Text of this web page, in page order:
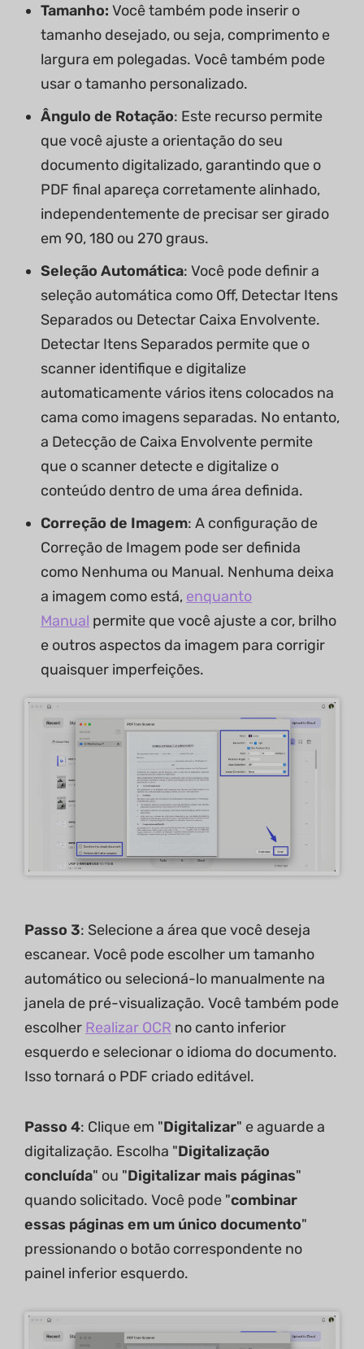
Tamanho: Você também pode inserir o
tamanho desejado, ou seja, comprimento e
largura em polegadas. Você também pode
usar o tamanho personalizado.
Ângulo de Rotação: Este recurso permite
que você ajuste a orientação do seu
documento digitalizado, garantindo que o
PDF final apareça corretamente alinhado,
independentemente de precisar ser girado
em 90, 180 ou 270 graus.
Seleção Automática: Você pode definir a
seleção automática como Off, Detectar Itens
Separados ou Detectar Caixa Envolvente.
Detectar Itens Separados permite que o
scanner identifique e digitalize
automaticamente vários itens colocados na
cama como imagens separadas. No entanto,
a Detecção de Caixa Envolvente permite
que o scanner detecte e digitalize o
conteúdo dentro de uma área definida.
Correção de Imagem: A configuração de
Correção de Imagem pode ser definida
como Nenhuma ou Manual. Nenhuma deixa
a imagem como está, enquanto
Manual permite que você ajuste a cor, brilho
e outros aspectos da imagem para corrigir
quaisquer imperfeições.
Passo 3: Selecione a área que você deseja
escanear. Você pode escolher um tamanho
automático ou selecioná-lo manualmente na
janela de pré-visualização. Você também pode
escolher Realizar OCR no canto inferior
esquerdo e selecionar o idioma do documento.
Isso tornará o PDF criado editável.
Passo 4: Clique em "Digitalizar" e aguarde a
digitalização. Escolha "Digitalização
concluída" ou "Digitalizar mais páginas"
quando solicitado. Você pode "combinar
essas páginas em um único documento"
pressionando o botão correspondente no
painel inferior esquerdo.